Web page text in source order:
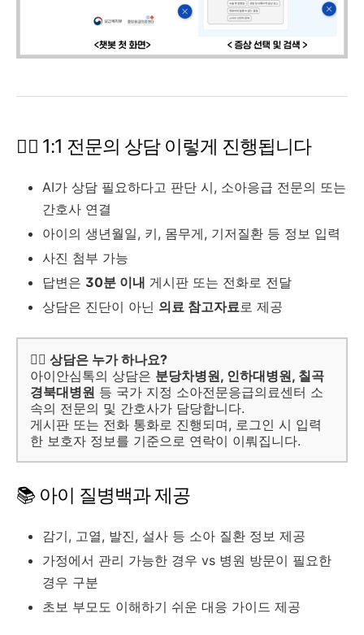
👨‍⚕️ 1:1 전문의 상담 이렇게 진행됩니다
AI가 상담 필요하다고 판단 시, 소아응급 전문의 또는
간호사 연결
아이의 생년월일, 키, 몸무게, 기저질환 등 정보 입력
사진 첨부 가능
답변은 30분 이내 게시판 또는 전화로 전달
상담은 진단이 아닌 의료 참고자료로 제공
👩‍⚕️ 상담은 누가 하나요?
아이안심톡의 상담은 분당차병원, 인하대병원, 칠곡
경북대병원 등 국가 지정 소아전문응급의료센터 소
속의 전문의 및 간호사가 담당합니다.
게시판 또는 전화 통화로 진행되며, 로그인 시 입력
한 보호자 정보를 기준으로 연락이 이뤄집니다.
📚 아이 질병백과 제공
감기, 고열, 발진, 설사 등 소아 질환 정보 제공
가정에서 관리 가능한 경우 vs 병원 방문이 필요한
경우 구분
초보 부모도 이해하기 쉬운 대응 가이드 제공